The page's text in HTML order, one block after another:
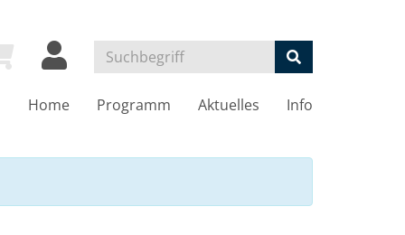
Home Programm Aktuelles Info